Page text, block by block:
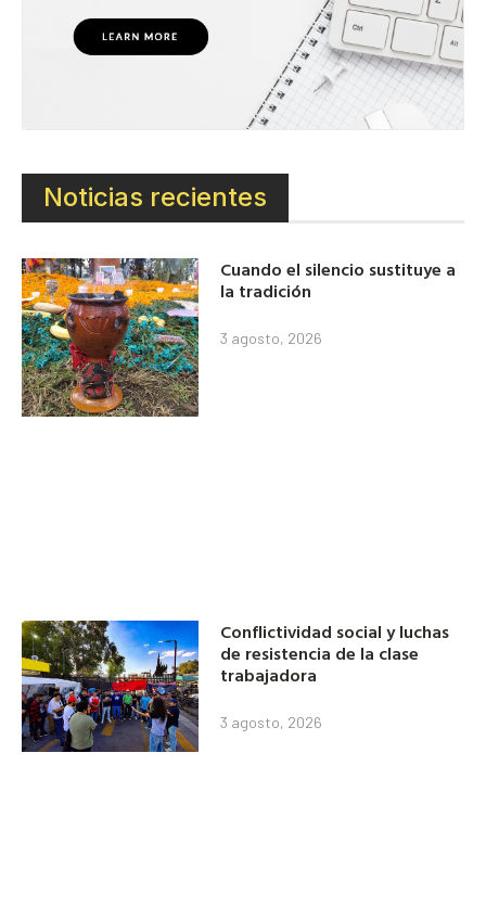
Noticias recientes
Cuando el silencio sustituye a
la tradición
3 agosto, 2026
Conflictividad social y luchas
de resistencia de la clase
trabajadora
3 agosto, 2026